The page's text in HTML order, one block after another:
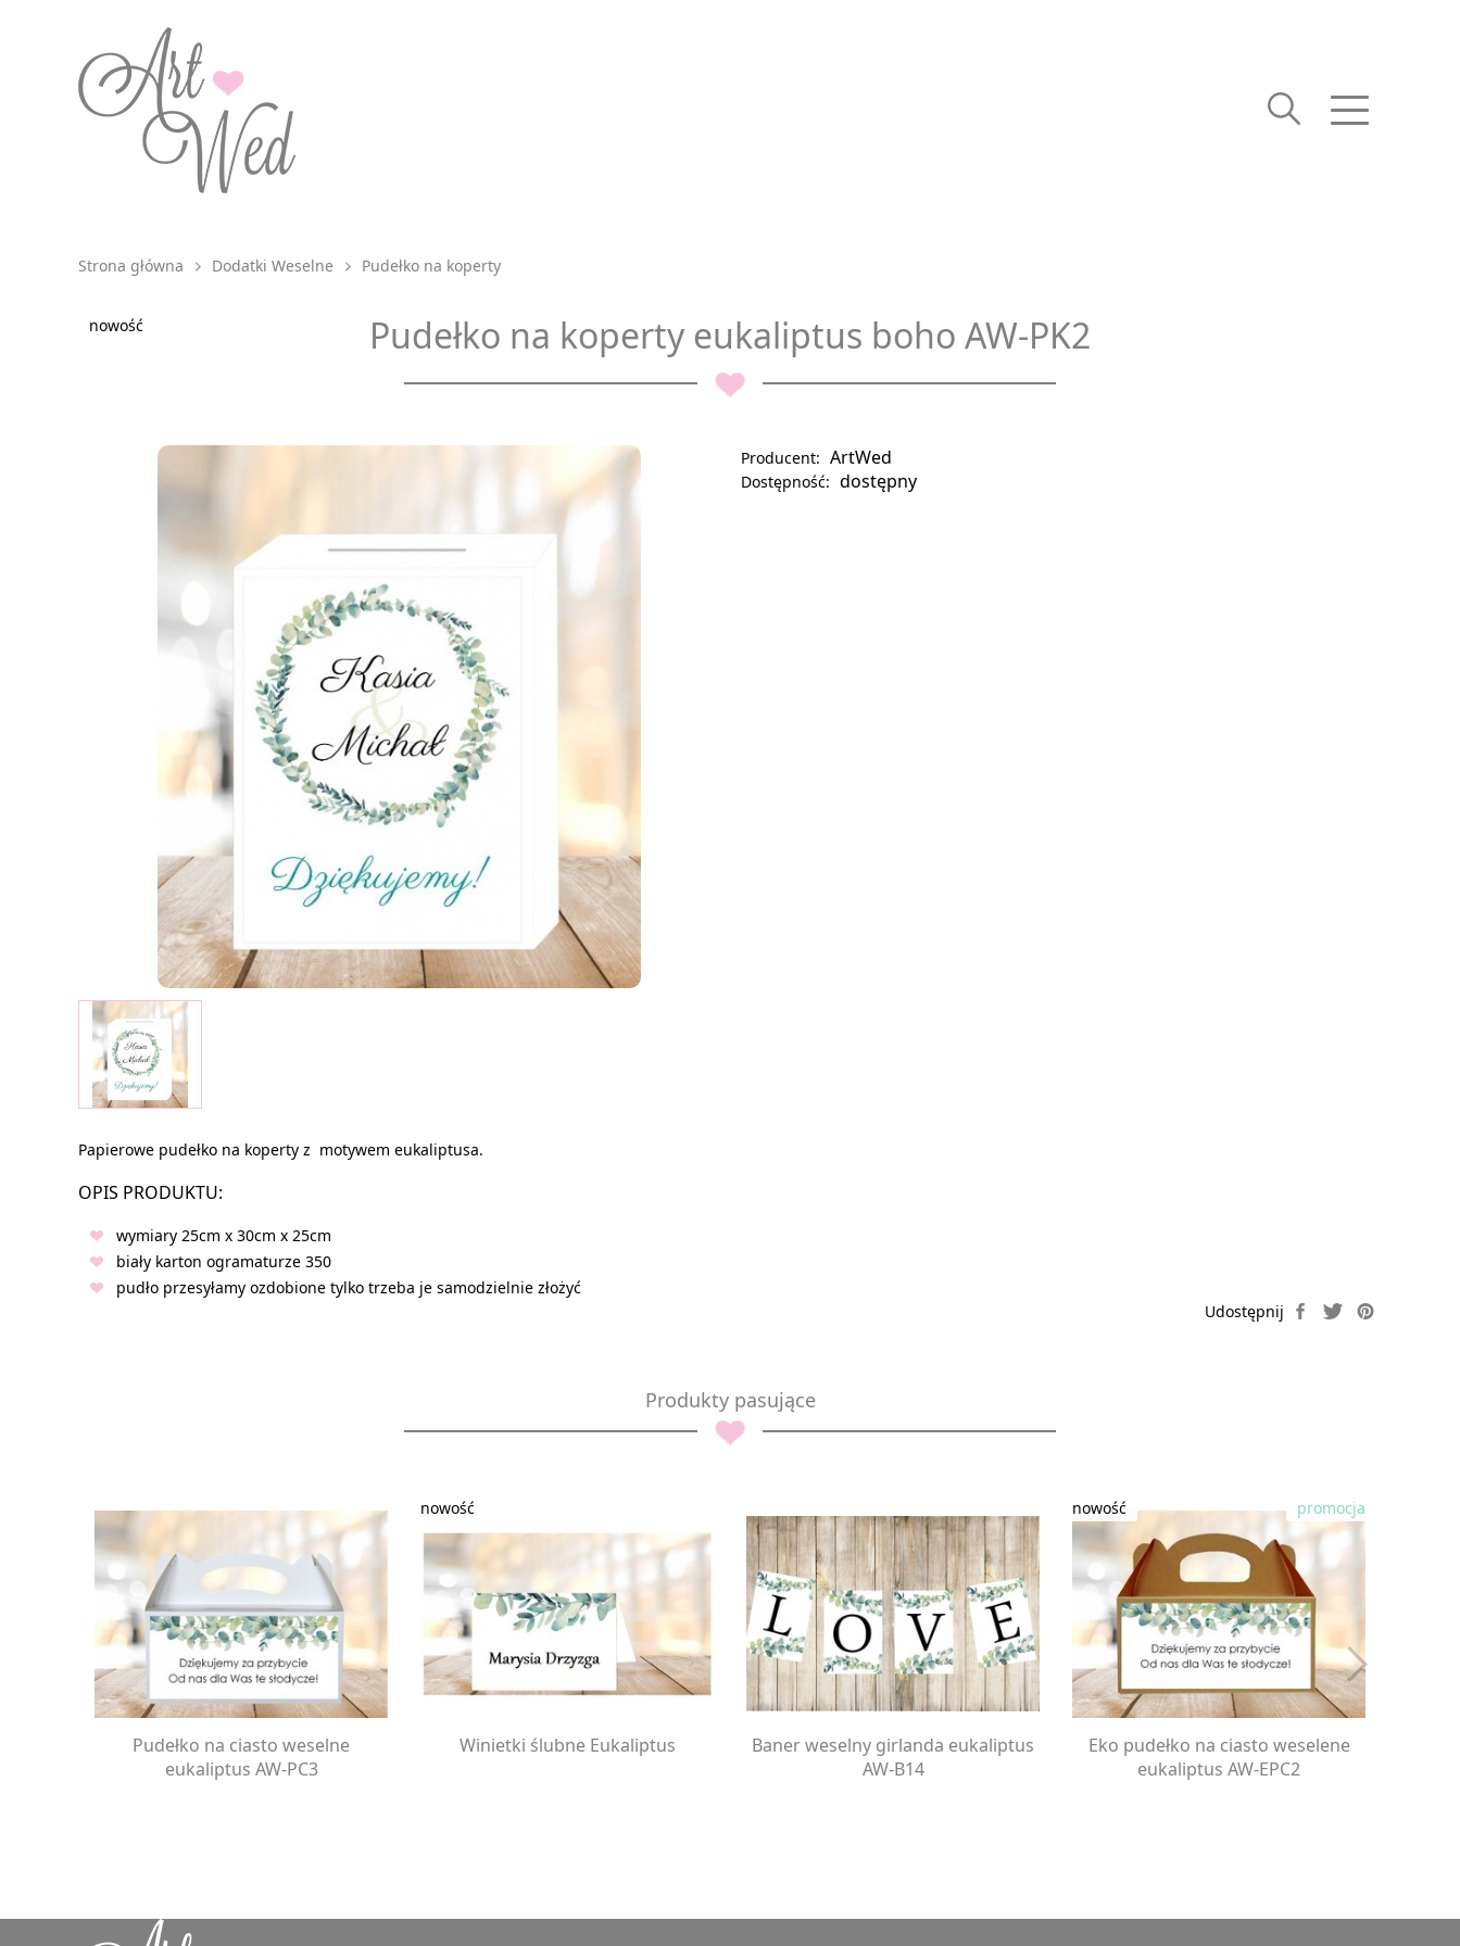
Strona główna Dodatki Weselne Pudełko na koperty
Pudełko na koperty eukaliptus boho AW-PK2
Producent: ArtWed
Dostępność: dostępny
Papierowe pudełko na koperty z motywem eukaliptusa.
OPIS PRODUKTU:
wymiary 25cm x 30cm x 25cm
biały karton ogramaturze 350
pudło przesyłamy ozdobione tylko trzeba je samodzielnie złożyć
Produkty pasujące
Pudełko na ciasto weselne
eukaliptus AW-PC3
Winietki ślubne Eukaliptus
Baner weselny girlanda eukaliptus
AW-B14
Eko pudełko na ciasto weselene
eukaliptus AW-EPC2